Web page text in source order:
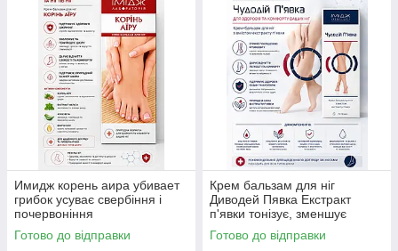
Имидж корень аира убивает
грибок усуває свербіння і
почервоніння
Готово до відправки
Крем бальзам для ніг
Диводей Пявка Екстракт
п'явки тонізує, зменшує
набряки, покращує кровообіг
Імідж
Готово до відправки